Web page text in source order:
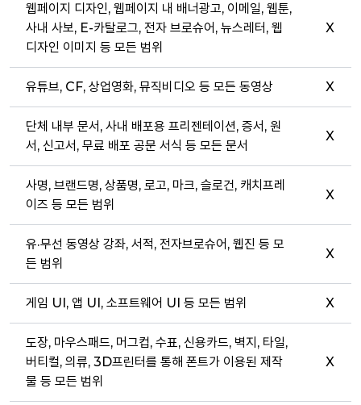
웹페이지 디자인, 웹페이지 내 배너광고, 이메일, 웹툰,
사내 사보, E-카탈로그, 전자 브로슈어, 뉴스레터, 웹
디자인 이미지 등 모든 범위
X
유튜브, CF, 상업영화, 뮤직비디오 등 모든 동영상 X
단체 내부 문서, 사내 배포용 프리젠테이션, 증서, 원
서, 신고서, 무료 배포 공문 서식 등 모든 문서
X
사명, 브랜드명, 상품명, 로고, 마크, 슬로건, 캐치프레
이즈 등 모든 범위
X
유·무선 동영상 강좌, 서적, 전자브로슈어, 웹진 등 모
든 범위
X
게임 UI, 앱 UI, 소프트웨어 UI 등 모든 범위 X
도장, 마우스패드, 머그컵, 수표, 신용카드, 벽지, 타일,
버티컬, 의류, 3D프린터를 통해 폰트가 이용된 제작
물 등 모든 범위
X